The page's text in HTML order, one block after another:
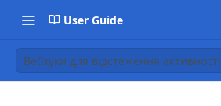
User Guide
Вебхуки для відстеження активності